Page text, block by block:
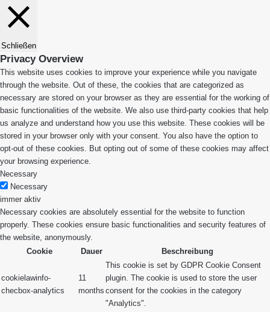
Schließen
Privacy Overview
This website uses cookies to improve your experience while you navigate
through the website. Out of these, the cookies that are categorized as
necessary are stored on your browser as they are essential for the working of
basic functionalities of the website. We also use third-party cookies that help
us analyze and understand how you use this website. These cookies will be
stored in your browser only with your consent. You also have the option to
opt-out of these cookies. But opting out of some of these cookies may affect
your browsing experience.
Necessary
Necessary
immer aktiv
Necessary cookies are absolutely essential for the website to function
properly. These cookies ensure basic functionalities and security features of
the website, anonymously.
Cookie
Dauer Beschreibung
cookielawinfo-
checbox-analytics
11
months
This cookie is set by GDPR Cookie Consent
plugin. The cookie is used to store the user
consent for the cookies in the category
"Analytics".